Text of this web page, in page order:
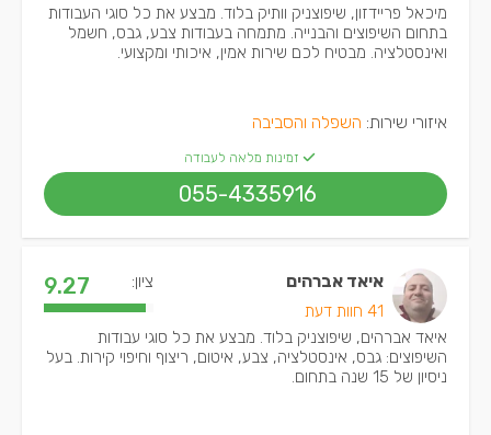
מיכאל פריידזון, שיפוצניק וותיק בלוד. מבצע את כל סוגי העבודות
בתחום השיפוצים והבנייה. מתמחה בעבודות צבע, גבס, חשמל
ואינסטלציה. מבטיח לכם שירות אמין, איכותי ומקצועי.
איזורי שירות: השפלה והסביבה
זמינות מלאה לעבודה
055-4335916
איאד אברהים
41 חוות דעת
ציון: 9.27
איאד אברהים, שיפוצניק בלוד. מבצע את כל סוגי עבודות
השיפוצים: גבס, אינסטלציה, צבע, איטום, ריצוף וחיפוי קירות. בעל
ניסיון של 15 שנה בתחום.